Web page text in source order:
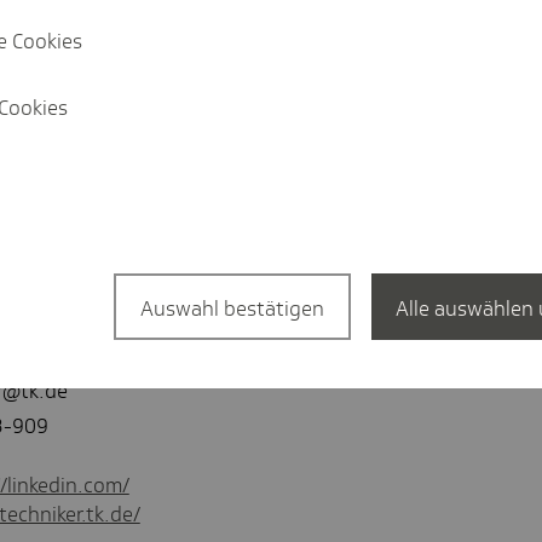
und Regionale Gesundheitszentren (ab
909
Cookies
Auswahl bestätigen Alle auswählen